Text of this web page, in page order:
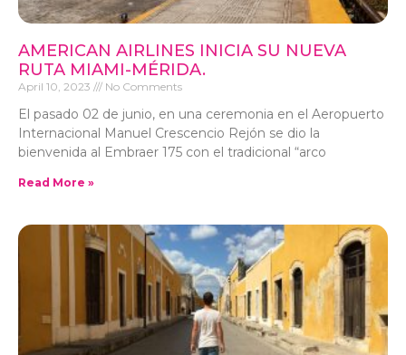
AMERICAN AIRLINES INICIA SU NUEVA
RUTA MIAMI-MÉRIDA.
April 10, 2023 No Comments
El pasado 02 de junio, en una ceremonia en el Aeropuerto
Internacional Manuel Crescencio Rejón se dio la
bienvenida al Embraer 175 con el tradicional “arco
Read More »